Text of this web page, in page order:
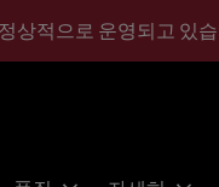
상적으로 운영되고 있